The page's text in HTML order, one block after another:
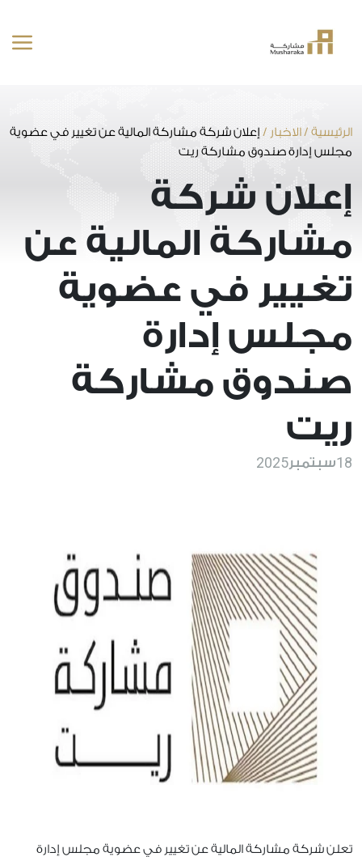
المحتوى
الرئيسية /الاخبار / إعلان شركة مشاركة المالية عن تغيير في عضوية
مجلس إدارة صندوق مشاركة ريت
إعلان شركة
مشاركة المالية عن
تغيير في عضوية
مجلس إدارة
صندوق مشاركة
ريت
18سبتمبر2025
تعلن شركة مشاركة المالية عن تغيير في عضوية مجلس إدارة